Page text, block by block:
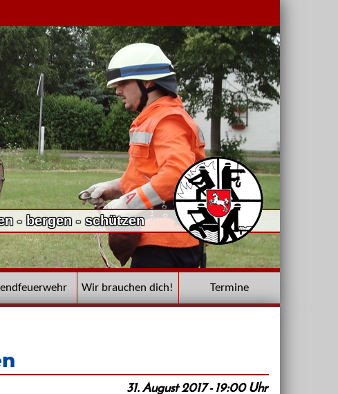
- bergen - schützen
Wir brauchen dich! Termine
31. August 2017 - 19:00 Uhr